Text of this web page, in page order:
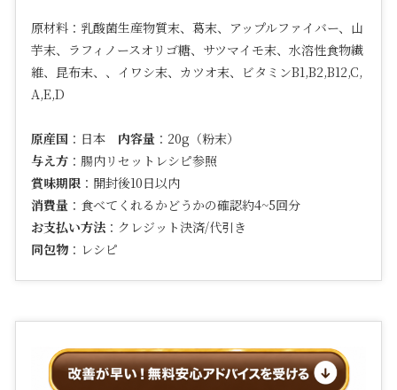
原材料： 乳酸菌生産物質末、葛末、アップルファイバー、山
芋末、ラフィノースオリゴ糖、サツマイモ末、水溶性食物繊
維、昆布末、、イワシ末、カツオ末、ビタミンB1,B2,B12,C,
A,E,D
原産国：日本 内容量：20g（粉末）
与え方：腸内リセットレシピ参照
賞味期限：開封後10日以内
消費量：食べてくれるかどうかの確認約4~5回分
お支払い方法：クレジット決済/代引き
同包物：レシピ